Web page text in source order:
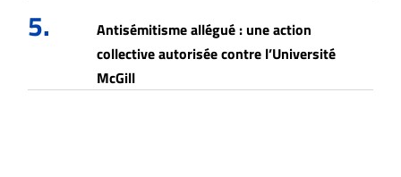
5.
Antisémitisme allégué : une action
collective autorisée contre l’Université
McGill